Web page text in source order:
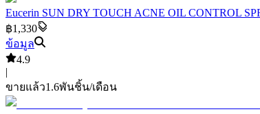
Eucerin SUN DRY TOUCH ACNE OIL CONTROL
฿1,330
ข้อมูล
4.9
|
ขายแล้ว1.6พันชิ้น/เดือน